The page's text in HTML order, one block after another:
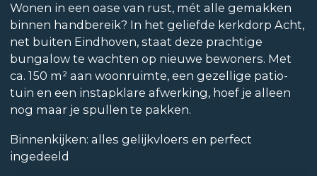
Wonen in een oase van rust, mét alle gemakken
binnen handbereik? In het geliefde kerkdorp Acht,
net buiten Eindhoven, staat deze prachtige
bungalow te wachten op nieuwe bewoners. Met
ca. 150 m² aan woonruimte, een gezellige patio-
tuin en een instapklare afwerking, hoef je alleen
nog maar je spullen te pakken.
Binnenkijken: alles gelijkvloers en perfect
ingedeeld